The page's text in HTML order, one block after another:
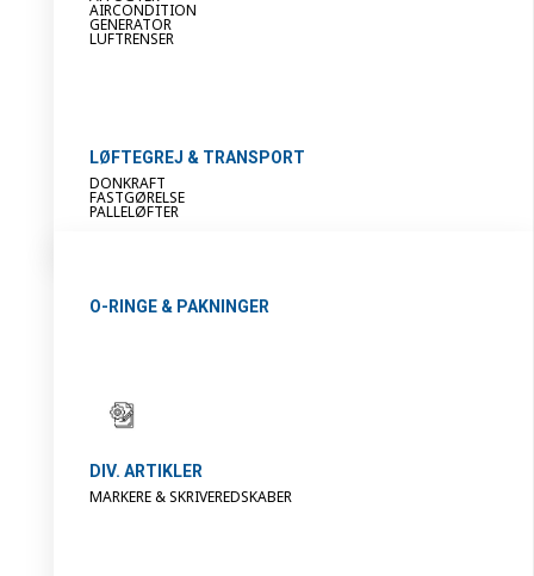
AIRCONDITION
GENERATOR
LUFTRENSER
LØFTEGREJ & TRANSPORT
DONKRAFT
FASTGØRELSE
PALLELØFTER
O-RINGE & PAKNINGER
DIV. ARTIKLER
MARKERE & SKRIVEREDSKABER